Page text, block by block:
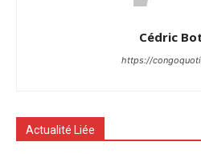
Cédric
https://
Actualité Liée